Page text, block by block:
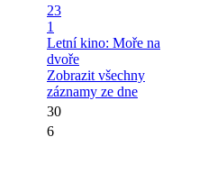
23
1
Letní kino: Moře na
dvoře
Zobrazit všechny
záznamy ze dne
30
6